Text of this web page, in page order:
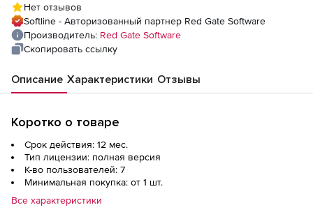
Нет отзывов
Softline - Авторизованный партнер Red Gate Software
Производитель: Red Gate Software
Скопировать ссылку
Описание Характеристики Отзывы
Коротко о товаре
Срок действия: 12 мес.
Тип лицензии: полная версия
К-во пользователей: 7
Минимальная покупка: от 1 шт.
Все характеристики